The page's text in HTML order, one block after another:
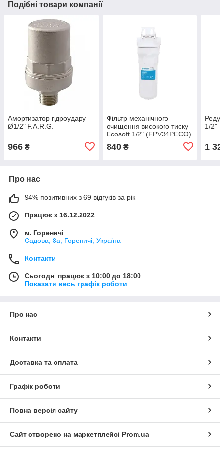
Подібні товари компанії
Амортизатор гідроудару
Ø1/2" F.A.R.G.
966 ₴
Фільтр механічного
очищення високого тиску
Ecosoft 1/2" (FPV34PECO)
840₴
1/2"
1
Про нас
94% позитивних з 69 відгуків за рік
Працює з 16.12.2022
м. Гореничі
Садова, 8а, Гореничі, Україна
Контакти
Сьогодні працює з 10:00 до 18:00
Показати весь графік роботи
Про нас
Контакти
Доставка та оплата
Графік роботи
Повна версія сайту
Сайт створено на маркетплейсі Prom.ua